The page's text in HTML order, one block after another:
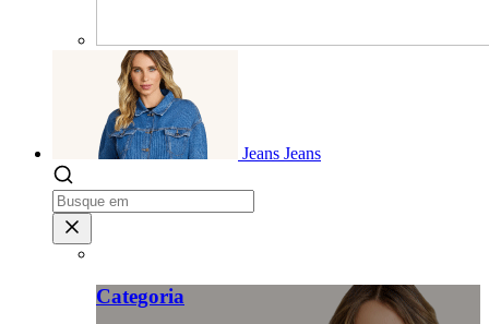
Jeans Jeans
Categoria